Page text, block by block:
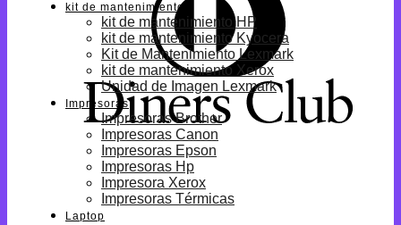
kit de mantenimiento
kit de mantenimiento HP
kit de mantenimiento Kyocera
Kit de Mantenimiento Lexmark
kit de mantenimiento Xerox
Unidad de Imagen Lexmark
Impresoras
Impresoras Brother
Impresoras Canon
Impresoras Epson
Impresoras Hp
Impresora Xerox
Impresoras Térmicas
Laptop